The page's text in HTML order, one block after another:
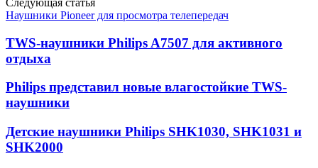
Наушники Pioneer для просмотра телепередач
TWS-наушники Philips A7507 для активного
отдыха
Philips представил новые влагостойкие TWS-
наушники
Детские наушники Philips SHK1030, SHK1031 и
SHK2000